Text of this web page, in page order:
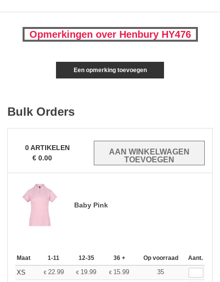
Opmerkingen over Henbury HY476
Een opmerking toevoegen
Bulk Orders
0ARTIKELEN
€ 0.00
Baby Pink
Maat 1-11 12-35 36 + Op voorraad Aant.
XS € 22.99 € 19.99 € 15.99
35